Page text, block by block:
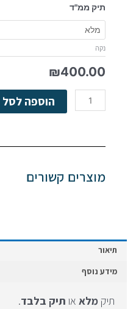
תיק ממ"ד
נקה
₪400.00
כמות
של
תיק
ממ"ד
הוספה לסל
מוצרים קשורים
תיאור
מידע נוסף
תיק מלא או תיק בלבד.